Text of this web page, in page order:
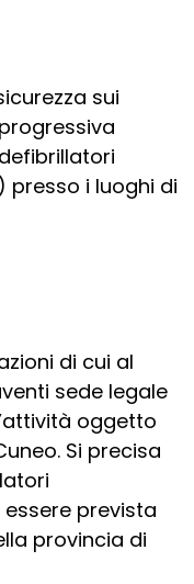
sui
presso i luoghi di
di cui al
sede legale
oggetto
Si precisa
prevista
provincia di